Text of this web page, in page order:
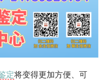
定将变得更加方便、可